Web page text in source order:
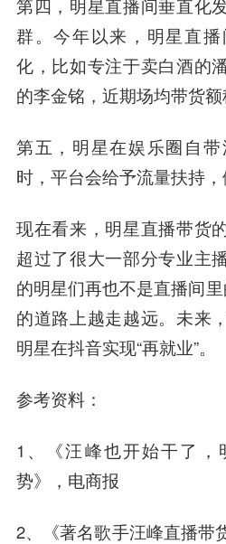
第四，明星直播间垂直化
群。今年以来，明星直
化，比如专注于卖白酒的
的李金铭，近期场均带货额
第五，明星在娱乐圈自
时，平台会给予流量扶持，
现在看来，明星直播带货
超过了很大一部分专业主
的明星们再也不是直播间
的道路上越走越远。未来
明星在抖音实现“再就业”。
参考资料：
1、《汪峰也开始干了，
势》，电商报
2、《著名歌手汪峰直播带